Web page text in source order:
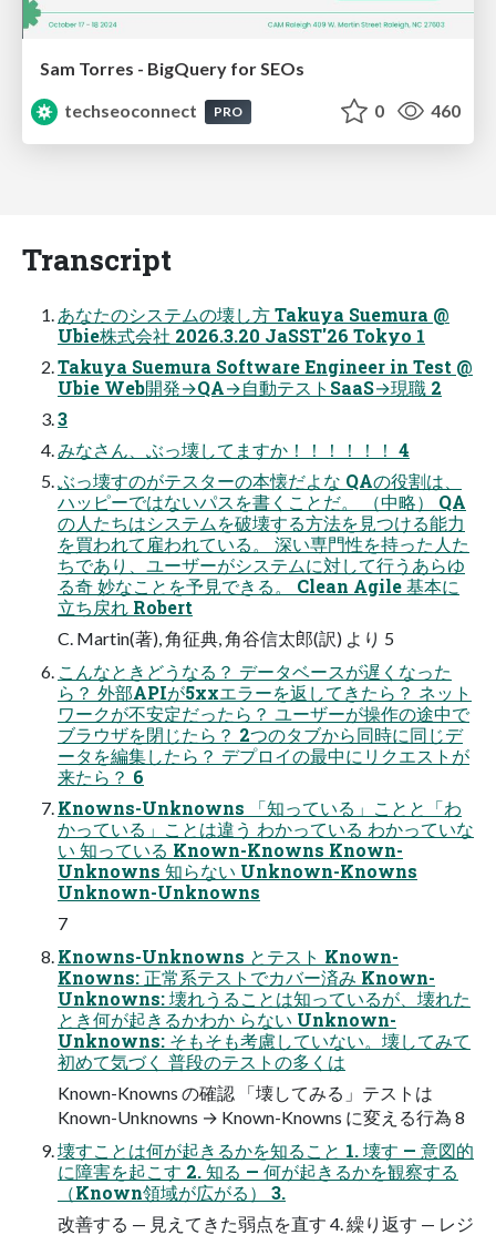
Sam Torres - BigQuery for SEOs
techseoconnect
PRO 0 460
Transcript
あなたのシステムの壊し方 Takuya Suemura @
Ubie株式会社 2026.3.20 JaSST'26 Tokyo 1
Takuya Suemura Software Engineer in Test @
Ubie Web開発→QA→自動テストSaaS→現職 2
3
みなさん、ぶっ壊してますか！！！！！！ 4
ぶっ壊すのがテスターの本懐だよな QAの役割は、
ハッピーではないパスを書くことだ。 （中略） QA
の人たちはシステムを破壊する方法を見つける能力
を買われて雇われている。 深い専門性を持った人た
ちであり、ユーザーがシステムに対して行うあらゆ
る奇 妙なことを予見できる。 Clean Agile 基本に
立ち戻れ Robert
C. Martin(著), 角征典, 角谷信太郎(訳) より 5
こんなときどうなる？ データベースが遅くなった
ら？ 外部APIが5xxエラーを返してきたら？ ネット
ワークが不安定だったら？ ユーザーが操作の途中で
ブラウザを閉じたら？ 2つのタブから同時に同じデ
ータを編集したら？ デプロイの最中にリクエストが
来たら？ 6
Knowns-Unknowns 「知っている」ことと「わ
かっている」ことは違う わかっている わかっていな
い 知っている Known-Knowns Known-
Unknowns 知らない Unknown-Knowns
Unknown-Unknowns
7
Knowns-Unknowns とテスト Known-
Knowns: 正常系テストでカバー済み Known-
Unknowns: 壊れうることは知っているが、壊れた
とき何が起きるかわか らない Unknown-
Unknowns: そもそも考慮していない。壊してみて
初めて気づく 普段のテストの多くは
Known-Knowns の確認 「壊してみる」テストは
Known-Unknowns → Known-Knowns に変える行為 8
壊すことは何が起きるかを知ること 1. 壊す — 意図的
に障害を起こす 2. 知る — 何が起きるかを観察する
（Known領域が広がる） 3.
改善する — 見えてきた弱点を直す 4. 繰り返す — レジ